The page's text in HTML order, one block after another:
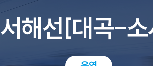
서해선[대곡-